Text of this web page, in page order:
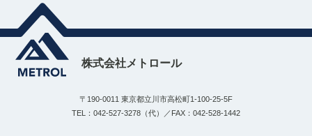
株式会社メトロール
〒190-0011 東京都立川市高松町1-100-25-5F
TEL：042-527-3278（代）／FAX：042-528-1442